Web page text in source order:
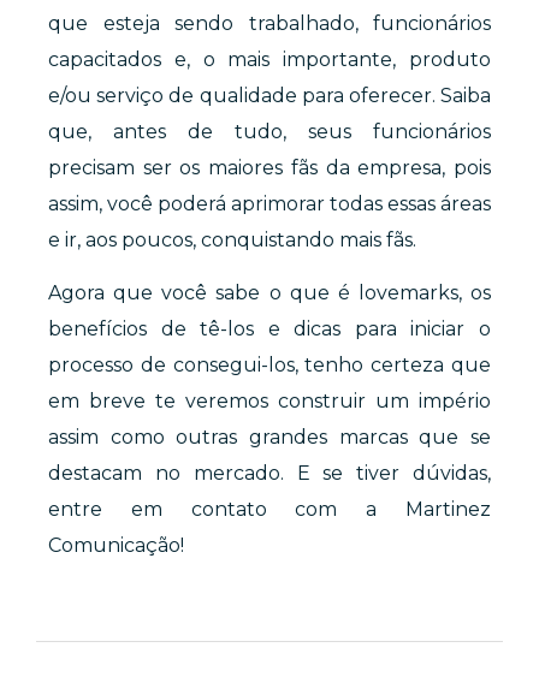
que esteja sendo trabalhado, funcionários
capacitados e, o mais importante, produto
e/ou serviço de qualidade para oferecer. Saiba
que, antes de tudo, seus funcionários
precisam ser os maiores fãs da empresa, pois
assim, você poderá aprimorar todas essas áreas
e ir, aos poucos, conquistando mais fãs.
Agora que você sabe o que é lovemarks, os
benefícios de tê-los e dicas para iniciar o
processo de consegui-los, tenho certeza que
em breve te veremos construir um império
assim como outras grandes marcas que se
destacam no mercado. E se tiver dúvidas,
entre em contato com a Martinez
Comunicação!